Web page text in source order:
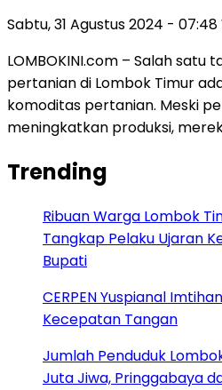
Sabtu, 31 Agustus 2024 - 07:48
LOMBOKINI.com – Salah
pertanian di Lombok Timur
komoditas pertanian. Meski
meningkatkan produksi,
Trending
Ribuan Warga Lombok
Tangkap Pelaku Ujaran
Bupati
CERPEN Yuspianal
Kecepatan Tangan
Jumlah Penduduk
Juta Jiwa, Pringgabaya